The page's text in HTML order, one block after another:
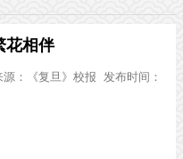
花相伴
源： 《复旦》校报 发布时间：